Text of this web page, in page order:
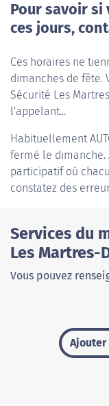
Pour savoir si
ces jours,
Ces horaires ne
dimanches de fête.
Sécurité Les
l'appelant...
Habituellement
fermé le dimanche.
participatif où
constatez des
Services du
Les Martres-
Vous pouvez